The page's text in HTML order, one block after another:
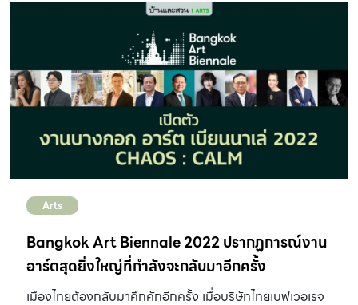
Arts
Bangkok Art Biennale 2022 ปรากฏการณ์งาน
อาร์ตสุดยิ่งใหญ่ที่กำลังจะกลับมาอีกครั้ง
เมืองไทยต้องกลับมาคึกคักอีกครั้ง เมื่อบริษัทไทยเบฟเวอเรจ